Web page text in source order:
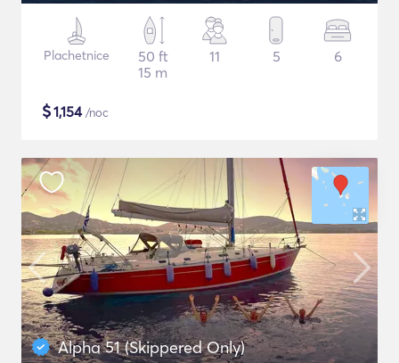
Plachetnice
50 ft
15 m
11 5 6
$1,154/noc
Alpha 51 (Skippered Only)